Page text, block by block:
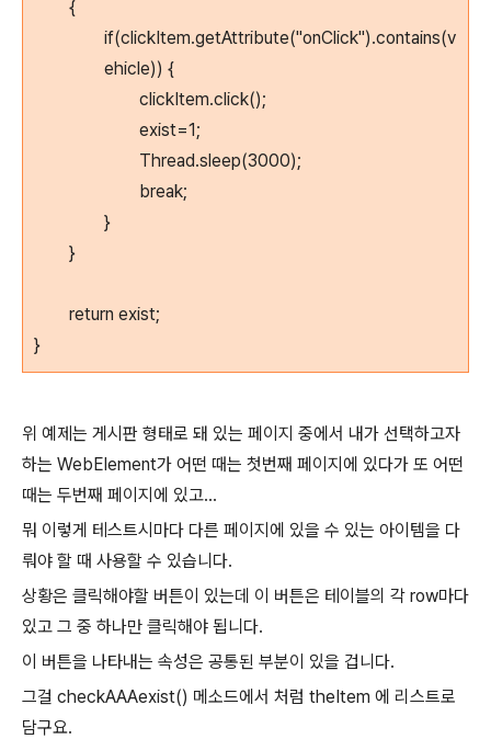
{
if(clickItem.getAttribute("onClick").contains(v
ehicle)) {
clickItem.click();
exist=1;
Thread.sleep(3000);
break;
}
}
return exist;
}
위 예제는 게시판 형태로 돼 있는 페이지 중에서 내가 선택하고자
하는 WebElement가 어떤 때는 첫번째 페이지에 있다가 또 어떤
때는 두번째 페이지에 있고...
뭐 이렇게 테스트시마다 다른 페이지에 있을 수 있는 아이템을 다
뤄야 할 때 사용할 수 있습니다.
상황은 클릭해야할 버튼이 있는데 이 버튼은 테이블의 각 row마다
있고 그 중 하나만 클릭해야 됩니다.
이 버튼을 나타내는 속성은 공통된 부분이 있을 겁니다.
그걸 checkAAAexist() 메소드에서 처럼 theItem 에 리스트로
담구요.